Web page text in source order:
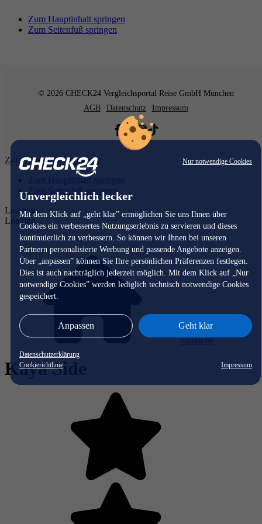
Nur notwendige Cookies
Unvergleichlich lecker
Mit dem Klick auf „geht klar” ermöglichen Sie uns Ihnen über
Cookies ein verbessertes Nutzungserlebnis zu servieren und dieses
kontinuierlich zu verbessern. So können wir Ihnen bei unseren
Partnern personalisierte Werbung und passende Angebote anzeigen.
Über „anpassen” können Sie Ihre persönlichen Präferenzen festlegen.
Dies ist auch nachträglich jederzeit möglich. Mit dem Klick auf „Nur
notwendige Cookies” werden lediglich technisch notwendige Cookies
gespeichert.
Anpassen Geht klar
Datenschutzerklärung
Cookierichtlinie
Impressum
Zum Hauptinhalt springen
Zum Seitenfuß springen
© 2026 CHECK24 Vergleichsportal Reise GmbH München
AGB
Datenschutz Impressum
Zum Hauptinhalt springen
Zum Hauptinhalt springen
Zum Seitenfuß springen
Loading...
Loading...
Startseite
Kaya Side